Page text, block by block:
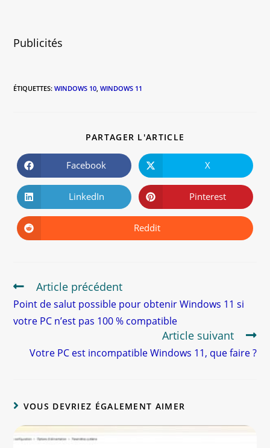
Publicités
ÉTIQUETTES:WINDOWS 10 WINDOWS 11
PARTAGER L'ARTICLE
Facebook X
LinkedIn Pinterest
Reddit
Article précédent
Point de salut possible pour obtenir Windows 11 si
votre PC n’est pas 100 % compatible
Article suivant
Votre PC est incompatible Windows 11, que faire ?
VOUS DEVRIEZ ÉGALEMENT AIMER